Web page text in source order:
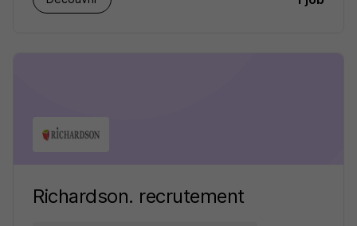
Richardson. recrutement